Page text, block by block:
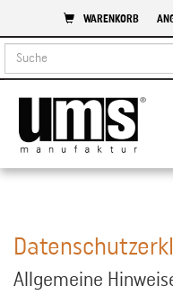
WARENKORB
Allgemeine